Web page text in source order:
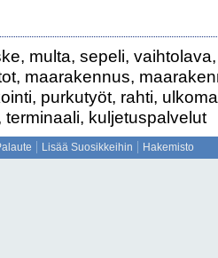
multa, sepeli,
maarakennus,
purkutyöt, rahti,
kuljetuspalvelut
Lisää Suosikkeihin Hakemisto